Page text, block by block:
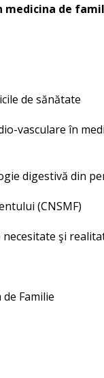
medicina de
de sănătate
vasculare în
digestivă din
(CNSMF)
şi
Familie